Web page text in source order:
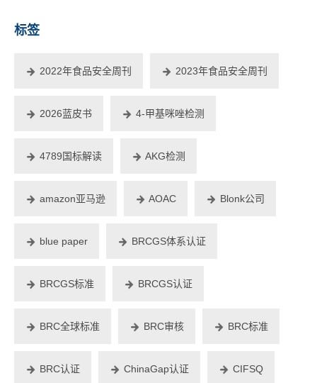
标签
2022年食品安全周刊 2023年食品安全周刊
2026蓝皮书 4-甲基咪唑检测
4789国标解读 AKG检测
amazon亚马逊 AOAC Blonk公司
blue paper BRCGS体系认证
BRCGS标准 BRCGS认证
BRC全球标准 BRC审核 BRC标准
BRC认证 ChinaGap认证 CIFSQ